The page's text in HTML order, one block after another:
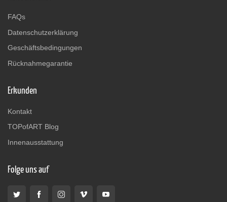
FAQs
Datenschutzerklärung
Geschäftsbedingungen
Rücknahmegarantie
Erkunden
Kontakt
TOPofART Blog
Innenausstattung
Folge uns auf